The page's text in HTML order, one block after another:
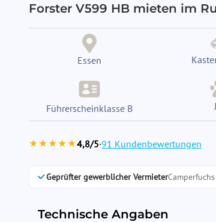
Essen
Führerscheinklasse B
★★★★★4,8/5·91 Kundenbewertungen
Geprüfter gewerblicher Vermieter
Technische Angaben